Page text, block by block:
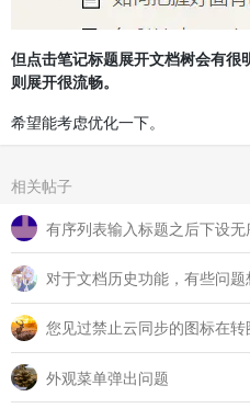
但点击笔记标题展开文档树会有很
则展开很流畅。
希望能考虑优化一下。
相关帖子
有序列表输入标题之后下设
对于文档历史功能，有些问
您见过禁止云同步的图标在
外观菜单弹出问题